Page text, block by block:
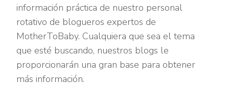
información práctica de nuestro personal
rotativo de blogueros expertos de
MotherToBaby. Cualquiera que sea el tema
que esté buscando, nuestros blogs le
proporcionarán una gran base para obtener
más información.